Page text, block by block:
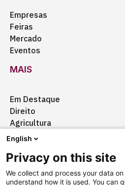
Empresas
Feiras
Mercado
Eventos
MAIS
Em Destaque
Direito
Agricultura
Certificação
Aquisições
English
Privacy on this site
We collect and process your data
understand how it is used. You can